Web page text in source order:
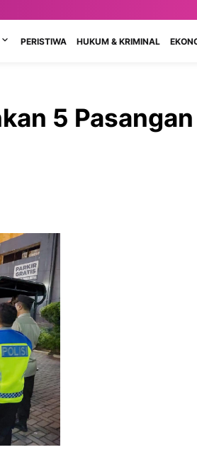
PERISTIWA HUKUM & KRIMINAL
5 Pasangan